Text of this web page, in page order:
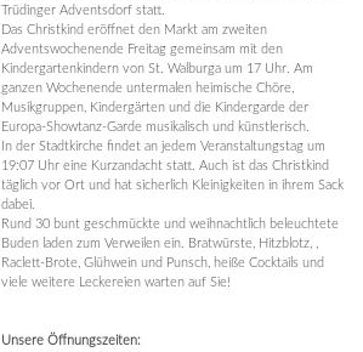
Trüdinger Adventsdorf statt.
Das Christkind eröffnet den Markt am zweiten
Adventswochenende Freitag gemeinsam mit den
Kindergartenkindern von St. Walburga um 17 Uhr. Am
ganzen Wochenende untermalen heimische Chöre,
Musikgruppen, Kindergärten und die Kindergarde der
Europa-Showtanz-Garde musikalisch und künstlerisch.
In der Stadtkirche findet an jedem Veranstaltungstag um
19:07 Uhr eine Kurzandacht statt. Auch ist das Christkind
täglich vor Ort und hat sicherlich Kleinigkeiten in ihrem Sack
dabei.
Rund 30 bunt geschmückte und weihnachtlich beleuchtete
Buden laden zum Verweilen ein. Bratwürste, Hitzblotz, ,
Raclett-Brote, Glühwein und Punsch, heiße Cocktails und
viele weitere Leckereien warten auf Sie!
Unsere Öffnungszeiten: